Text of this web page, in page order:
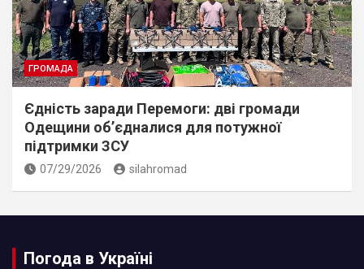
ГРОМАДА
Єдність заради Перемоги: дві громади
Одещини об’єдналися для потужної
підтримки ЗСУ
07/29/2026 silahromad
Погода в Україні